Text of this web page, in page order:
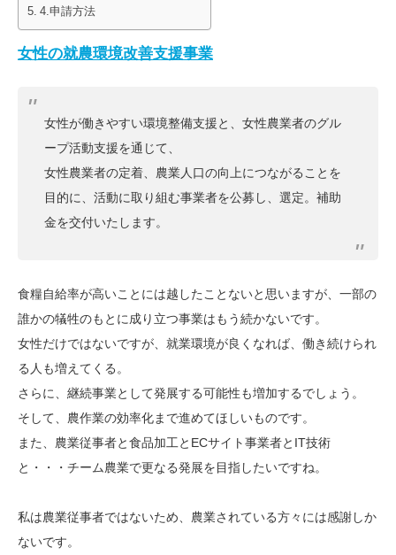
4.申請方法
女性の就農環境改善支援事業
女性が働きやすい環境整備支援と、女性農業者のグル
ープ活動支援を通じて、
女性農業者の定着、農業人口の向上につながることを
目的に、活動に取り組む事業者を公募し、選定。補助
金を交付いたします。
食糧自給率が高いことには越したことないと思いますが、一部の
誰かの犠牲のもとに成り立つ事業はもう続かないです。
女性だけではないですが、就業環境が良くなれば、働き続けられ
る人も増えてくる。
さらに、継続事業として発展する可能性も増加するでしょう。
そして、農作業の効率化まで進めてほしいものです。
また、農業従事者と食品加工とECサイト事業者とIT技術
と・・・チーム農業で更なる発展を目指したいですね。
私は農業従事者ではないため、農業されている方々には感謝しか
ないです。